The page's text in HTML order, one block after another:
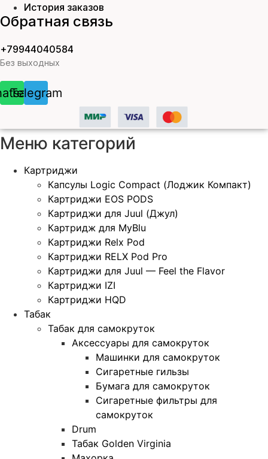
История заказов
Обратная связь
+79944040584
Без выходных
Telegram
Меню категорий
Картриджи
Капсулы Logic Compact (Лоджик Компакт)
Картриджи EOS PODS
Картриджи для Juul (Джул)
Картридж для MyBlu
Картриджи Relx Pod
Картриджи RELX Pod Pro
Картриджи для Juul — Feel the Flavor
Картриджи IZI
Картриджи HQD
Табак
Табак для самокруток
Аксессуары для самокруток
Машинки для самокруток
Сигаретные гильзы
Бумага для самокруток
Сигаретные фильтры для
самокруток
Drum
Табак Golden Virginia